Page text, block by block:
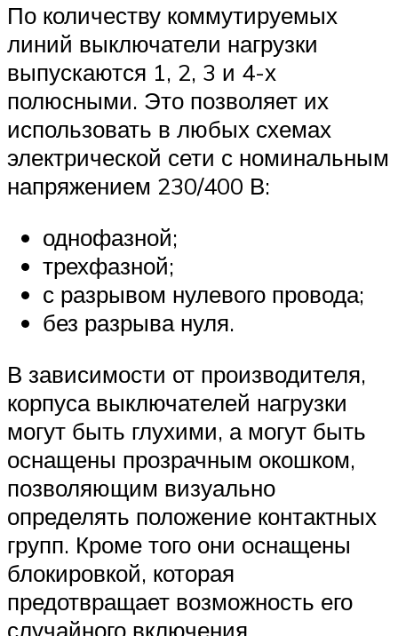
По количеству коммутируемых
линий выключатели нагрузки
выпускаются 1, 2, 3 и 4-х
полюсными. Это позволяет их
использовать в любых схемах
электрической сети с номинальным
напряжением 230/400 В:
однофазной;
трехфазной;
с разрывом нулевого провода;
без разрыва нуля.
В зависимости от производителя,
корпуса выключателей нагрузки
могут быть глухими, а могут быть
оснащены прозрачным окошком,
позволяющим визуально
определять положение контактных
групп. Кроме того они оснащены
блокировкой, которая
предотвращает возможность его
случайного включения.